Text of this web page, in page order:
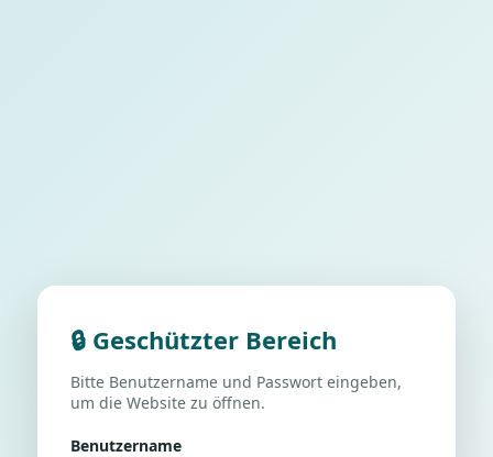
🔒 Geschützter Bereich
Bitte Benutzername und Passwort eingeben,
um die Website zu öffnen.
Benutzername